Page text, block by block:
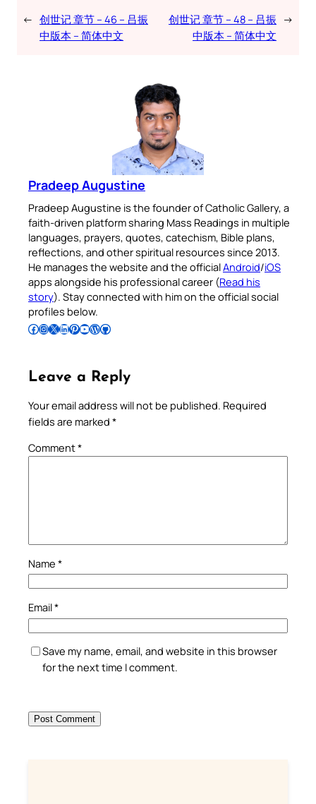
← 创世记 章节 – 46 – 吕振
中版本 – 简体中文
创世记 章节 – 48 – 吕振
中版本 – 简体中文
→
Pradeep Augustine
Pradeep Augustine is the founder of Catholic Gallery, a
faith-driven platform sharing Mass Readings in multiple
languages, prayers, quotes, catechism, Bible plans,
reflections, and other spiritual resources since 2013.
He manages the website and the officialAndroid/iOS
apps alongside his professional career (Read his
story). Stay connected with him on the official social
profiles below.
Follow Pradeep on Facebook Follow Pradeep on InstagramFollow Pradeep on X Follow Pradeep on LinkedIn Follow Pradeep on Pinterest Subscribe to Pradeep’s Youtube Channel Follow Pradeep on WordPress Follow Pradeep on GitHub
Leave a Reply
Your email address will not be published. Required
fields are marked *
Comment*
Name *
Email*
Save my name, email, and website in this browser
for the next time I comment.